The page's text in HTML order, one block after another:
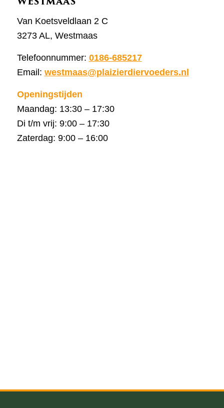
Van Koetsveldlaan 2 C
3273 AL, Westmaas
Telefoonnummer: 0186-685217
Email: westmaas@plaizierdiervoeders.nl
Openingstijden
Maandag: 13:30 – 17:30
Di t/m vrij: 9:00 – 17:30
Zaterdag: 9:00 – 16:00